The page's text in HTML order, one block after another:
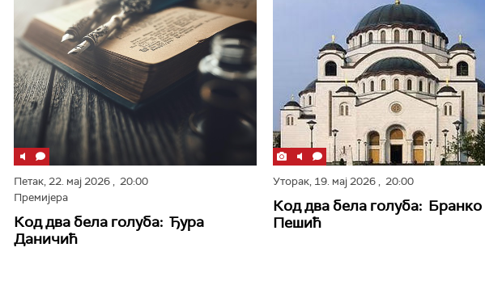
Петак,22. мај 2026, 20:00
Премијера
Код два бела голуба: Ђура
Даничић
Уторак, 19. мај 2026, 20:00
Код два бела голуба: Бранко
Пешић